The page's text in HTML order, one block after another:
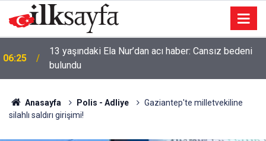
06:25
13 yaşındaki Ela Nur’dan acı haber: Cansız bedeni
bulundu
Anasayfa Polis - Adliye
Gaziantep'te milletvekiline
silahlı saldırı girişimi!